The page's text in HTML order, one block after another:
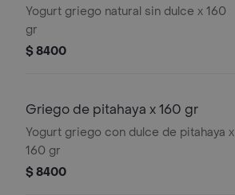
160 gr
Yogurt griego natural sin dulce x 160
gr
$ 8400
Griego de pitahaya x 160 gr
Yogurt griego con dulce de pitahaya x
160 gr
$ 8400